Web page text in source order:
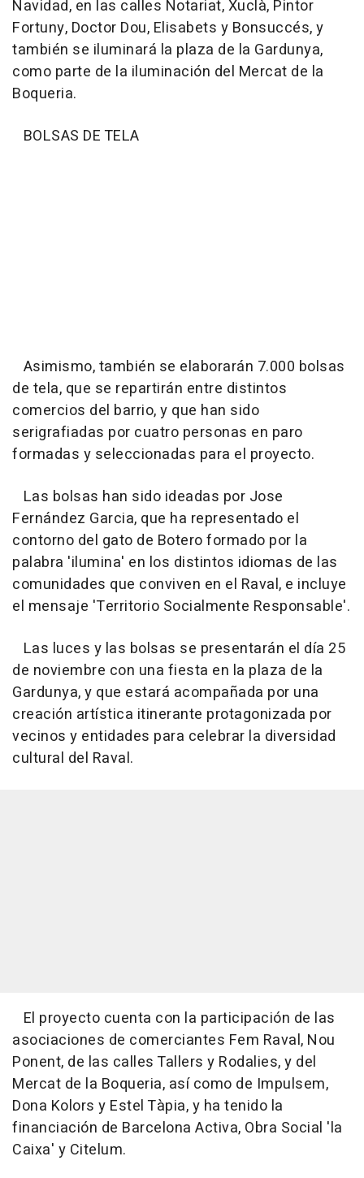
Navidad, en las calles Notariat, Xuclà, Pintor
Fortuny, Doctor Dou, Elisabets y Bonsuccés, y
también se iluminará la plaza de la Gardunya,
como parte de la iluminación del Mercat de la
Boqueria.
BOLSAS DE TELA
Asimismo, también se elaborarán 7.000 bolsas
de tela, que se repartirán entre distintos
comercios del barrio, y que han sido
serigrafiadas por cuatro personas en paro
formadas y seleccionadas para el proyecto.
Las bolsas han sido ideadas por Jose
Fernández Garcia, que ha representado el
contorno del gato de Botero formado por la
palabra 'ilumina' en los distintos idiomas de las
comunidades que conviven en el Raval, e incluye
el mensaje 'Territorio Socialmente Responsable'.
Las luces y las bolsas se presentarán el día 25
de noviembre con una fiesta en la plaza de la
Gardunya, y que estará acompañada por una
creación artística itinerante protagonizada por
vecinos y entidades para celebrar la diversidad
cultural del Raval.
El proyecto cuenta con la participación de las
asociaciones de comerciantes Fem Raval, Nou
Ponent, de las calles Tallers y Rodalies, y del
Mercat de la Boqueria, así como de Impulsem,
Dona Kolors y Estel Tàpia, y ha tenido la
financiación de Barcelona Activa, Obra Social 'la
Caixa' y Citelum.